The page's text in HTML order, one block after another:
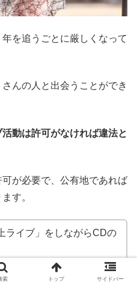
を追うごとに厳しくなって
んの人と出会うことができ
動は許可がなければ違法と
が必要で、公有地であれば
す。
ライブ」をしながらCDの
正使用にあたります。
もありますので気をつけな
索 トップ サイドバー